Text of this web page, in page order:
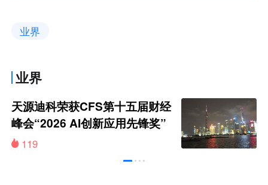
业界
业界
天源迪科荣获CFS第十五届财经
峰会“2026 AI创新应用先锋奖”
119